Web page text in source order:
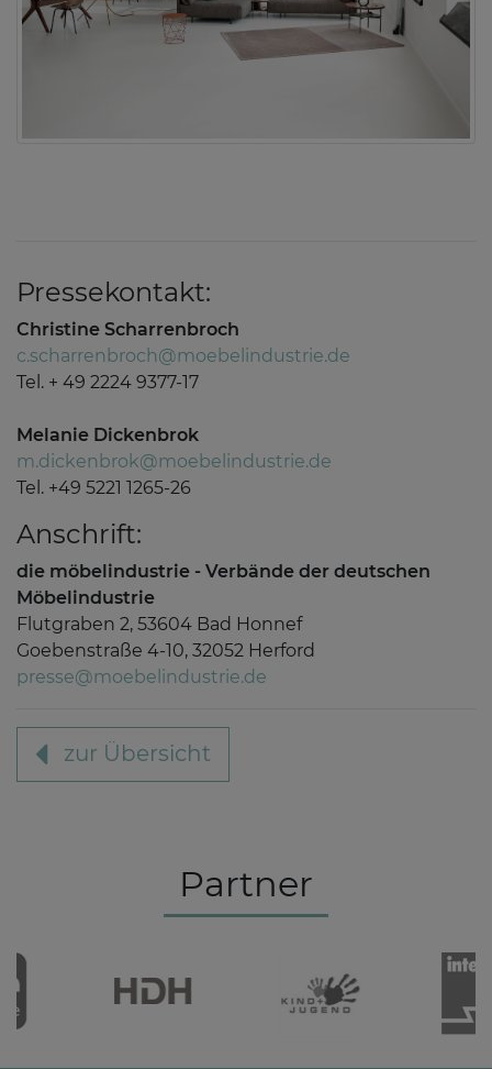
Pressekontakt:
Christine Scharrenbroch
c.scharrenbroch@moebelindustrie.de
Tel. + 49 2224 9377-17
Melanie Dickenbrok
m.dickenbrok@moebelindustrie.de
Tel. +49 5221 1265-26
Anschrift:
die möbelindustrie - Verbände der deutschen
Möbelindustrie
Flutgraben 2, 53604 Bad Honnef
Goebenstraße 4-10, 32052 Herford
presse@moebelindustrie.de
zur Übersicht
Partner